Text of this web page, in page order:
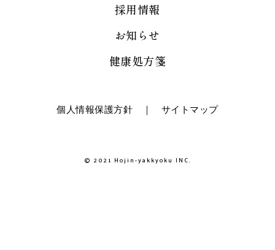
採用情報
お知らせ
健康処方箋
個人情報保護方針 ｜ サイトマップ
© 2021 Hojin-yakkyoku INC.